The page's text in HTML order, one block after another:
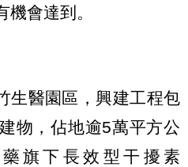
會達到。
生醫園區，興建工程包
物，佔地逾5萬平方公
旗下長效型干擾素